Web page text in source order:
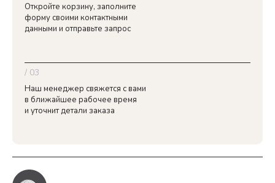
Откройте корзину, заполните
форму своими контактными
данными и отправьте запрос
/ 03
Наш менеджер свяжется с вами
в ближайшее рабочее время
и уточнит детали заказа